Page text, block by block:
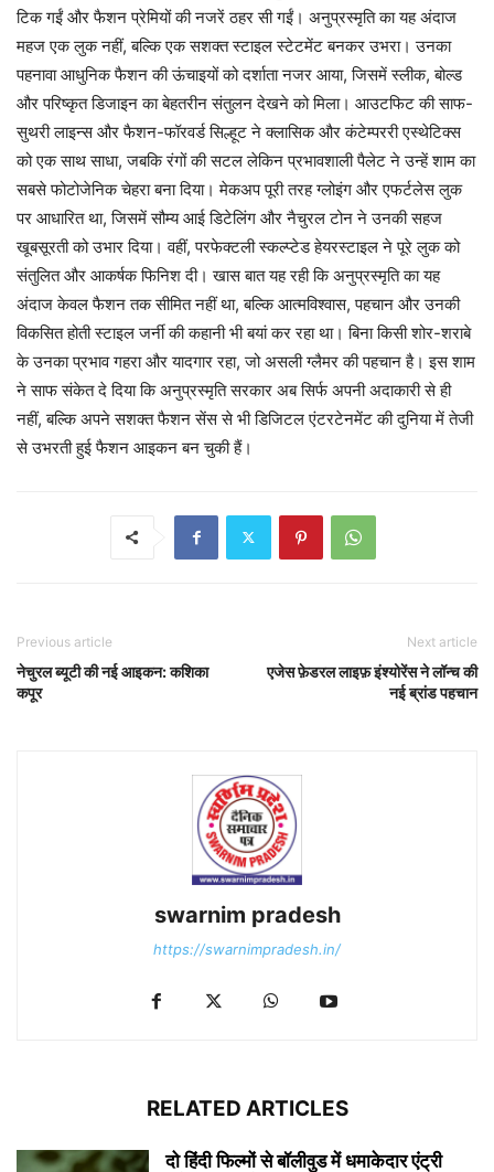
टिक गईं और फैशन प्रेमियों की नजरें ठहर सी गईं। अनुप्रस्मृति का यह अंदाज
महज एक लुक नहीं, बल्कि एक सशक्त स्टाइल स्टेटमेंट बनकर उभरा। उनका
पहनावा आधुनिक फैशन की ऊंचाइयों को दर्शाता नजर आया, जिसमें स्लीक, बोल्ड
और परिष्कृत डिजाइन का बेहतरीन संतुलन देखने को मिला। आउटफिट की साफ-
सुथरी लाइन्स और फैशन-फॉरवर्ड सिल्हूट ने क्लासिक और कंटेम्पररी एस्थेटिक्स
को एक साथ साधा, जबकि रंगों की सटल लेकिन प्रभावशाली पैलेट ने उन्हें शाम का
सबसे फोटोजेनिक चेहरा बना दिया। मेकअप पूरी तरह ग्लोइंग और एफर्टलेस लुक
पर आधारित था, जिसमें सौम्य आई डिटेलिंग और नैचुरल टोन ने उनकी सहज
खूबसूरती को उभार दिया। वहीं, परफेक्टली स्कल्प्टेड हेयरस्टाइल ने पूरे लुक को
संतुलित और आकर्षक फिनिश दी। खास बात यह रही कि अनुप्रस्मृति का यह
अंदाज केवल फैशन तक सीमित नहीं था, बल्कि आत्मविश्वास, पहचान और उनकी
विकसित होती स्टाइल जर्नी की कहानी भी बयां कर रहा था। बिना किसी शोर-शराबे
के उनका प्रभाव गहरा और यादगार रहा, जो असली ग्लैमर की पहचान है। इस शाम
ने साफ संकेत दे दिया कि अनुप्रस्मृति सरकार अब सिर्फ अपनी अदाकारी से ही
नहीं, बल्कि अपने सशक्त फैशन सेंस से भी डिजिटल एंटरटेनमेंट की दुनिया में तेजी
से उभरती हुई फैशन आइकन बन चुकी हैं।
Previous article
नेचुरल ब्यूटी की नई आइकन: कशिका
कपूर
Next article
एजेस फ़ेडरल लाइफ़ इंश्योरेंस ने लॉन्च की
नई ब्रांड पहचान
swarnim pradesh
https://swarnimpradesh.in/
RELATED ARTICLES
दो हिंदी फिल्मों से बॉलीवुड में धमाकेदार एंट्री